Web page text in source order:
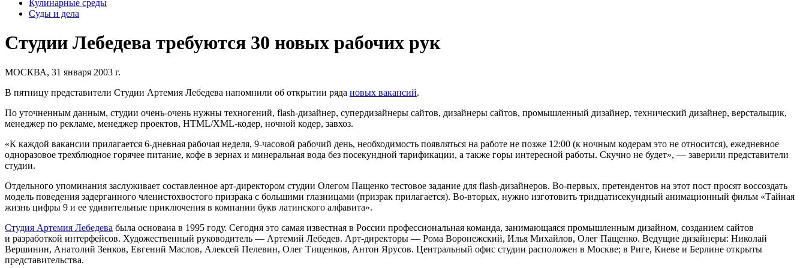
Кулинарные среды
Суды и дела
Студии Лебедева требуются 30 новых рабочих рук
МОСКВА, 31 января 2003 г.
В пятницу представители Студии Артемия Лебедева напомнили об открытии ряда новых вакансий.
По уточненным данным, студии очень-очень нужны техногений, flash-дизайнер, супердизайнеры сайтов, дизайнеры сайтов, промышленный дизайнер, технический дизайнер, верстальщик,
менеджер по рекламе, менеджер проектов, HTML/XML-кодер, ночной кодер, завхоз.
«К каждой вакансии прилагается 6-дневная рабочая неделя, 9-часовой рабочий день, необходимость появляться на работе не позже 12:00 (к ночным кодерам это не относится), ежедневное
одноразовое трехблюдное горячее питание, кофе в зернах и минеральная вода без посекундной тарификации, а также горы интересной работы. Скучно не будет», — заверили представители
студии.
Отдельного упоминания заслуживает составленное арт-директором студии Олегом Пащенко тестовое задание для flash-дизайнеров. Во-первых, претендентов на этот пост просят воссоздать
модель поведения задерганного членистохвостого призрака с большими глазницами (призрак прилагается). Во-вторых, нужно изготовить тридцатисекундный анимационный фильм «Тайная
жизнь цифры 9 и ее удивительные приключения в компании букв латинского алфавита».
Студия Артемия Лебедева была основана в 1995 году. Сегодня это самая известная в России профессиональная команда, занимающаяся промышленным дизайном, созданием сайтов
и разработкой интерфейсов. Художественный руководитель — Артемий Лебедев. Арт-директоры — Рома Воронежский, Илья Михайлов, Олег Пащенко. Ведущие дизайнеры: Николай
Вершинин, Анатолий Зенков, Евгений Маслов, Алексей Пелевин, Олег Тищенков, Антон Ярусов. Центральный офис студии расположен в Москве; в Риге, Киеве и Берлине открыты
представительства.